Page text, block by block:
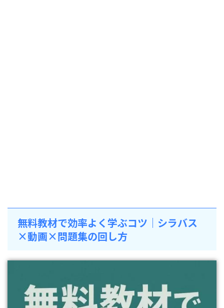
無料教材で効率よく学ぶコツ｜シラバス
×動画×問題集の回し方